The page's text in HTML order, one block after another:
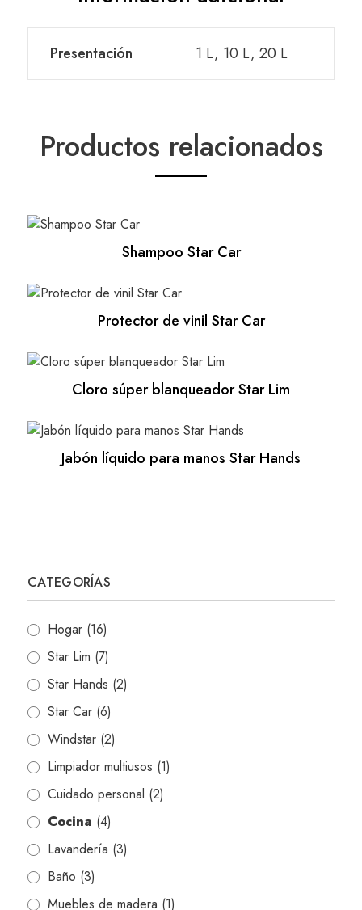
Presentación 1 L, 10 L, 20 L
Productos relacionados
Shampoo Star Car
Protector de vinil Star Car
Cloro súper blanqueador Star Lim
Jabón líquido para manos Star Hands
CATEGORÍAS
Hogar (16)
Star Lim (7)
Star Hands (2)
Star Car (6)
Windstar (2)
Limpiador multiusos (1)
Cuidado personal (2)
Cocina (4)
Lavandería (3)
Baño (3)
Muebles de madera (1)